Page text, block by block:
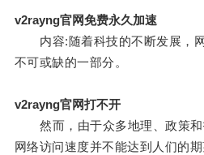
v2rayng官网免费永久加速
内容:随着科技的不断发展，网
不可或缺的一部分。
v2rayng官网打不开
然而，由于众多地理、政策和
网络访问速度并不能达到人们的期